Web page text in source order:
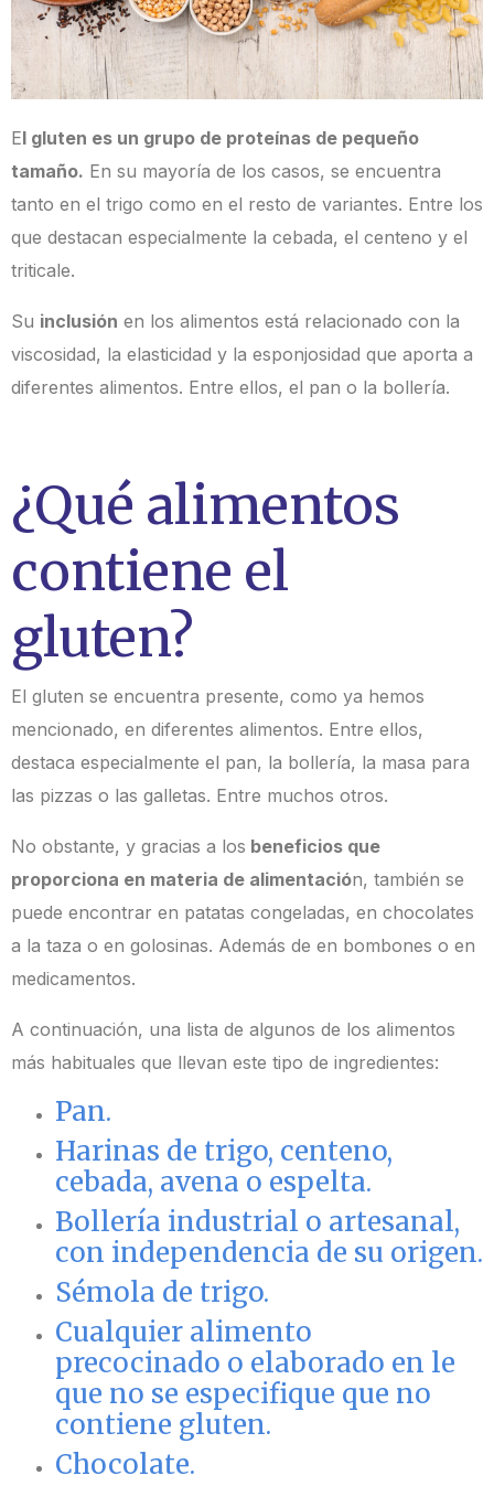
El gluten es un grupo de proteínas de pequeño
tamaño. En su mayoría de los casos, se encuentra
tanto en el trigo como en el resto de variantes. Entre los
que destacan especialmente la cebada, el centeno y el
triticale.
Su inclusión en los alimentos está relacionado con la
viscosidad, la elasticidad y la esponjosidad que aporta a
diferentes alimentos. Entre ellos, el pan o la bollería.
¿Qué alimentos
contiene el
gluten?
El gluten se encuentra presente, como ya hemos
mencionado, en diferentes alimentos. Entre ellos,
destaca especialmente el pan, la bollería, la masa para
las pizzas o las galletas. Entre muchos otros.
No obstante, y gracias a los beneficios que
proporciona en materia de alimentación, también se
puede encontrar en patatas congeladas, en chocolates
a la taza o en golosinas. Además de en bombones o en
medicamentos.
A continuación, una lista de algunos de los alimentos
más habituales que llevan este tipo de ingredientes:
Pan.
Harinas de trigo, centeno,
cebada, avena o espelta.
Bollería industrial o artesanal,
con independencia de su origen.
Sémola de trigo.
Cualquier alimento
precocinado o elaborado en le
que no se especifique que no
contiene gluten.
Chocolate.